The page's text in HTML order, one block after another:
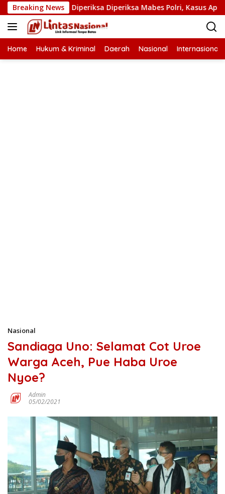
Langsung
ke
konten
Breaking News
Narkoba Diperiksa Diperiksa Mabes Polri, Kasus Apa?
Home Hukum & Kriminal Daerah Nasional Internasional
Nasional
Sandiaga Uno: Selamat Cot Uroe
Warga Aceh, Pue Haba Uroe
Nyoe?
Admin
05/02/2021